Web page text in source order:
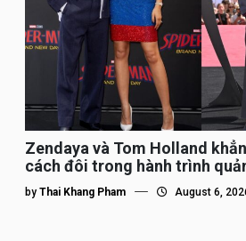
Zendaya và Tom Holland
cách đôi trong hành trình
by Thai Khang Pham August 6,